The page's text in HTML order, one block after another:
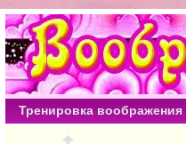
Тренировка воображения